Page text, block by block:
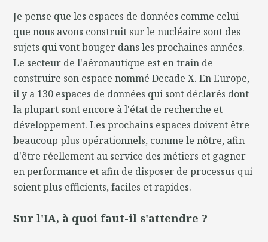
Je pense que les espaces de données comme celui
que nous avons construit sur le nucléaire sont des
sujets qui vont bouger dans les prochaines années.
Le secteur de l'aéronautique est en train de
construire son espace nommé Decade X. En Europe,
il y a 130 espaces de données qui sont déclarés dont
la plupart sont encore à l'état de recherche et
développement. Les prochains espaces doivent être
beaucoup plus opérationnels, comme le nôtre, afin
d'être réellement au service des métiers et gagner
en performance et afin de disposer de processus qui
soient plus efficients, faciles et rapides.
Sur l'IA, à quoi faut-il s'attendre ?